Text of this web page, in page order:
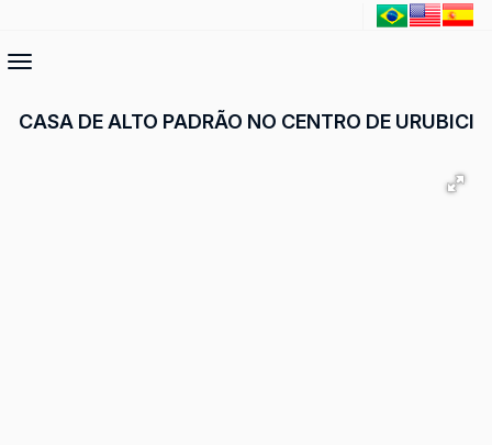
CASA DE ALTO PADRÃO NO CENTRO DE URUBICI